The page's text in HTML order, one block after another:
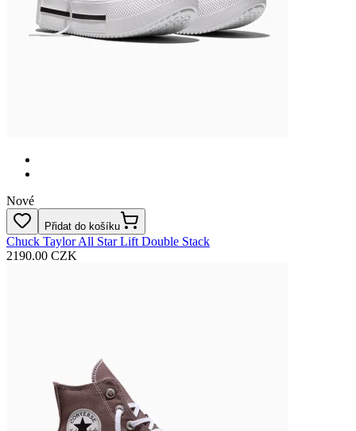
Nové
Přidat do košíku
Chuck Taylor All Star Lift Double Stack
2190.00 CZK